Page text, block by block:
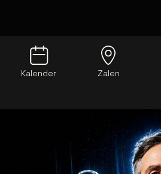
Kalender Zalen